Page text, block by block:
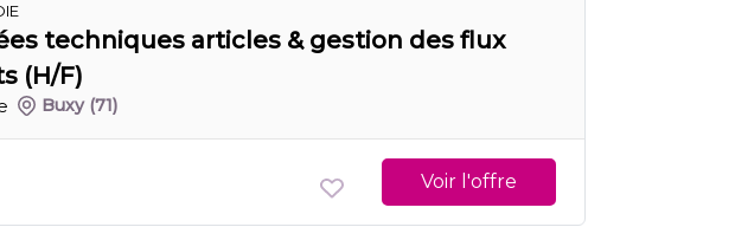
techniques articles & gestion des flux
(H/F)
Buxy (71)
Voir l'offre